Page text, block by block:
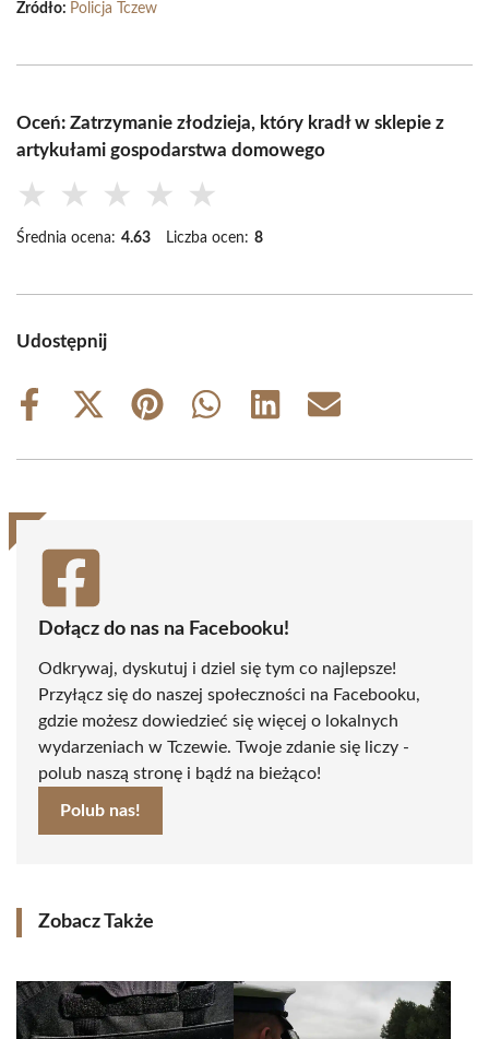
Źródło: Policja Tczew
Oceń: Zatrzymanie złodzieja, który kradł w sklepie z
artykułami gospodarstwa domowego
★ ★ ★ ★ ★
Średnia ocena: 4.63 Liczba ocen: 8
Udostępnij
Share
Share
(Twitter)
Share
Share
Share
Share
Dołącz do nas na Facebooku!
Odkrywaj, dyskutuj i dziel się tym co najlepsze!
Przyłącz się do naszej społeczności na Facebooku,
gdzie możesz dowiedzieć się więcej o lokalnych
wydarzeniach w Tczewie. Twoje zdanie się liczy -
polub naszą stronę i bądź na bieżąco!
Polub nas!
Zobacz Także